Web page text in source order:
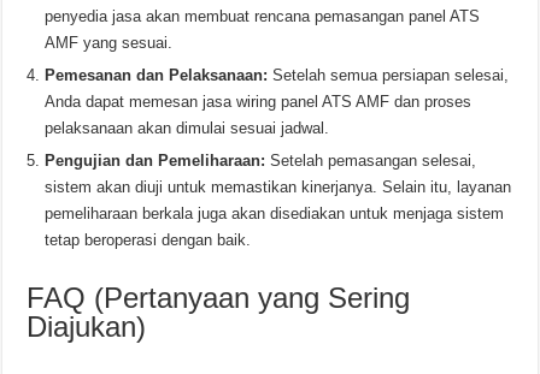
penyedia jasa akan membuat rencana pemasangan panel ATS
AMF yang sesuai.
Pemesanan dan Pelaksanaan: Setelah semua persiapan selesai,
Anda dapat memesan jasa wiring panel ATS AMF dan proses
pelaksanaan akan dimulai sesuai jadwal.
Pengujian dan Pemeliharaan: Setelah pemasangan selesai,
sistem akan diuji untuk memastikan kinerjanya. Selain itu, layanan
pemeliharaan berkala juga akan disediakan untuk menjaga sistem
tetap beroperasi dengan baik.
FAQ (Pertanyaan yang Sering
Diajukan)